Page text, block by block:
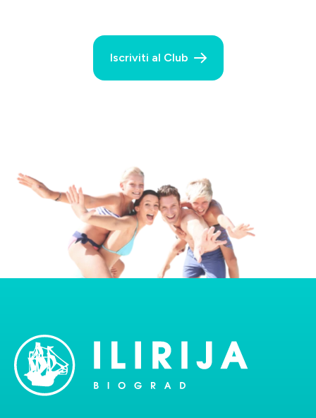
Ridigitare le lettere
I vostri dati saranno memorizzati sul server di posta elettronica e utilizzati
esclusivamente per comunicare con voi in merito alla richiesta inviata e non
saranno condivisi con terzi senza il vostro esplicito consenso.
Iscriviti al Club